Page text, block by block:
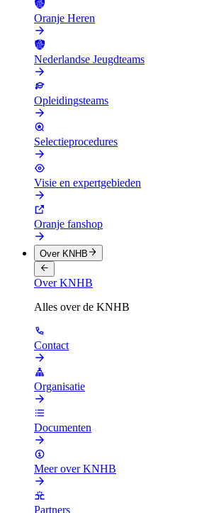
Oranje Heren
Nederlandse Jeugdteams
Opleidingsteams
Selectieprocedures
Visie en expertgebieden
Oranje fanshop
Over KNHB
Over KNHB
Alles over de KNHB
Contact
Organisatie
Documenten
Meer over KNHB
Partners